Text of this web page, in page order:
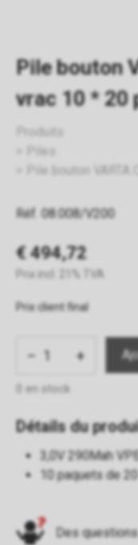
Pile bouton
vrac 10 * 20
Produits
Piles
Pile bouton
Réf. 08.008/V200
€ 494,72
Prix incl. 21% TVA
Prix client final
− +
0 en stock
Détails du
3,0V 290Mah
10 paquets de
Des